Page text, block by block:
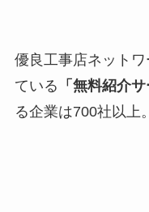
優良工事店ネット
ている 「無料紹介サ
る企業は700社以上。